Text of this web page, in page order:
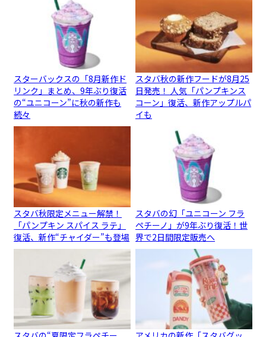
スターバックスの「8月新作ド
リンク」まとめ、9年ぶり復活
の“ユニコーン”に秋の新作も
続々
スタバ秋の新作フードが8月25
日発売！ 人気「パンプキンス
コーン」復活、新作アップルパ
イも
スタバ秋限定メニュー解禁！
「パンプキン スパイス ラテ」
復活、新作“チャイダー”も登場
スタバの幻「ユニコーン フラ
ペチーノ」が9年ぶり復活！世
界で2日間限定販売へ